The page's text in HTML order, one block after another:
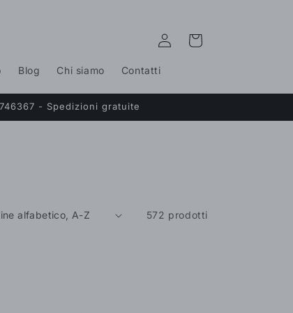
Blog Chi siamo Contatti
Accedi Carrello
- Spedizioni gratuite
572 prodotti